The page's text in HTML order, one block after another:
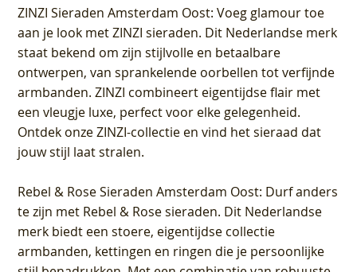
ZINZI Sieraden Amsterdam Oost: Voeg glamour toe
aan je look met ZINZI sieraden. Dit Nederlandse merk
staat bekend om zijn stijlvolle en betaalbare
ontwerpen, van sprankelende oorbellen tot verfijnde
armbanden. ZINZI combineert eigentijdse flair met
een vleugje luxe, perfect voor elke gelegenheid.
Ontdek onze ZINZI-collectie en vind het sieraad dat
jouw stijl laat stralen.
Rebel & Rose Sieraden Amsterdam Oost: Durf anders
te zijn met Rebel & Rose sieraden. Dit Nederlandse
merk biedt een stoere, eigentijdse collectie
armbanden, kettingen en ringen die je persoonlijke